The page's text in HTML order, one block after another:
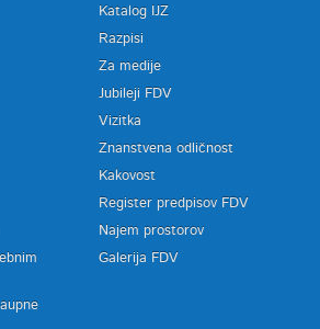
Katalog IJZ
Razpisi
Za medije
Jubileji FDV
Vizitka
Znanstvena odličnost
Kakovost
Register predpisov FDV
Najem prostorov
Galerija FDV